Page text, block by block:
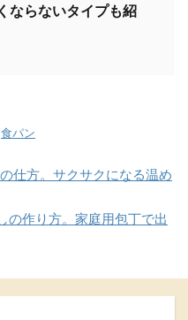
ならないタイプも紹
食パン
仕方。サクサクになる温め
の作り方。家庭用包丁で出